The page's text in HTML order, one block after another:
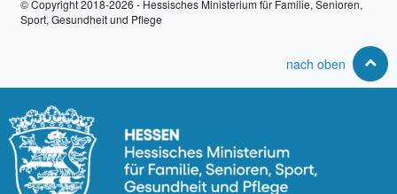
© Copyright 2018-2026 - Hessisches Ministerium für Familie, Senioren,
Sport, Gesundheit und Pflege
nach oben